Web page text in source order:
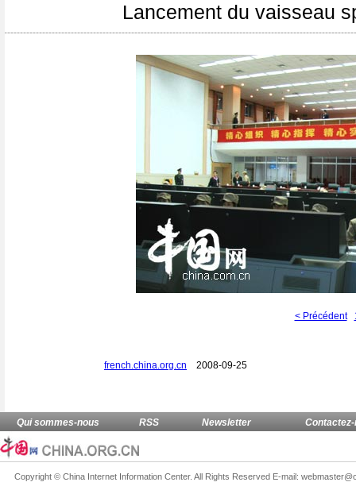
Lancement du vaisseau
< Précédent
french.china.org.cn 2008-09-25